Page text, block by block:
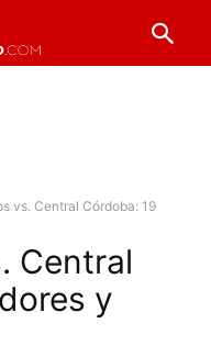
vs. Central Córdoba: 19
Central
y